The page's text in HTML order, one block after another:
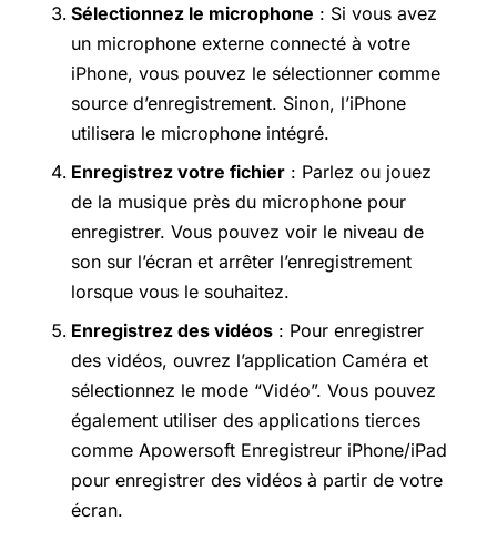
Sélectionnez le microphone : Si vous avez
un microphone externe connecté à votre
iPhone, vous pouvez le sélectionner comme
source d’enregistrement. Sinon, l’iPhone
utilisera le microphone intégré.
Enregistrez votre fichier : Parlez ou jouez
de la musique près du microphone pour
enregistrer. Vous pouvez voir le niveau de
son sur l’écran et arrêter l’enregistrement
lorsque vous le souhaitez.
Enregistrez des vidéos : Pour enregistrer
des vidéos, ouvrez l’application Caméra et
sélectionnez le mode “Vidéo”. Vous pouvez
également utiliser des applications tierces
comme Apowersoft Enregistreur iPhone/iPad
pour enregistrer des vidéos à partir de votre
écran.